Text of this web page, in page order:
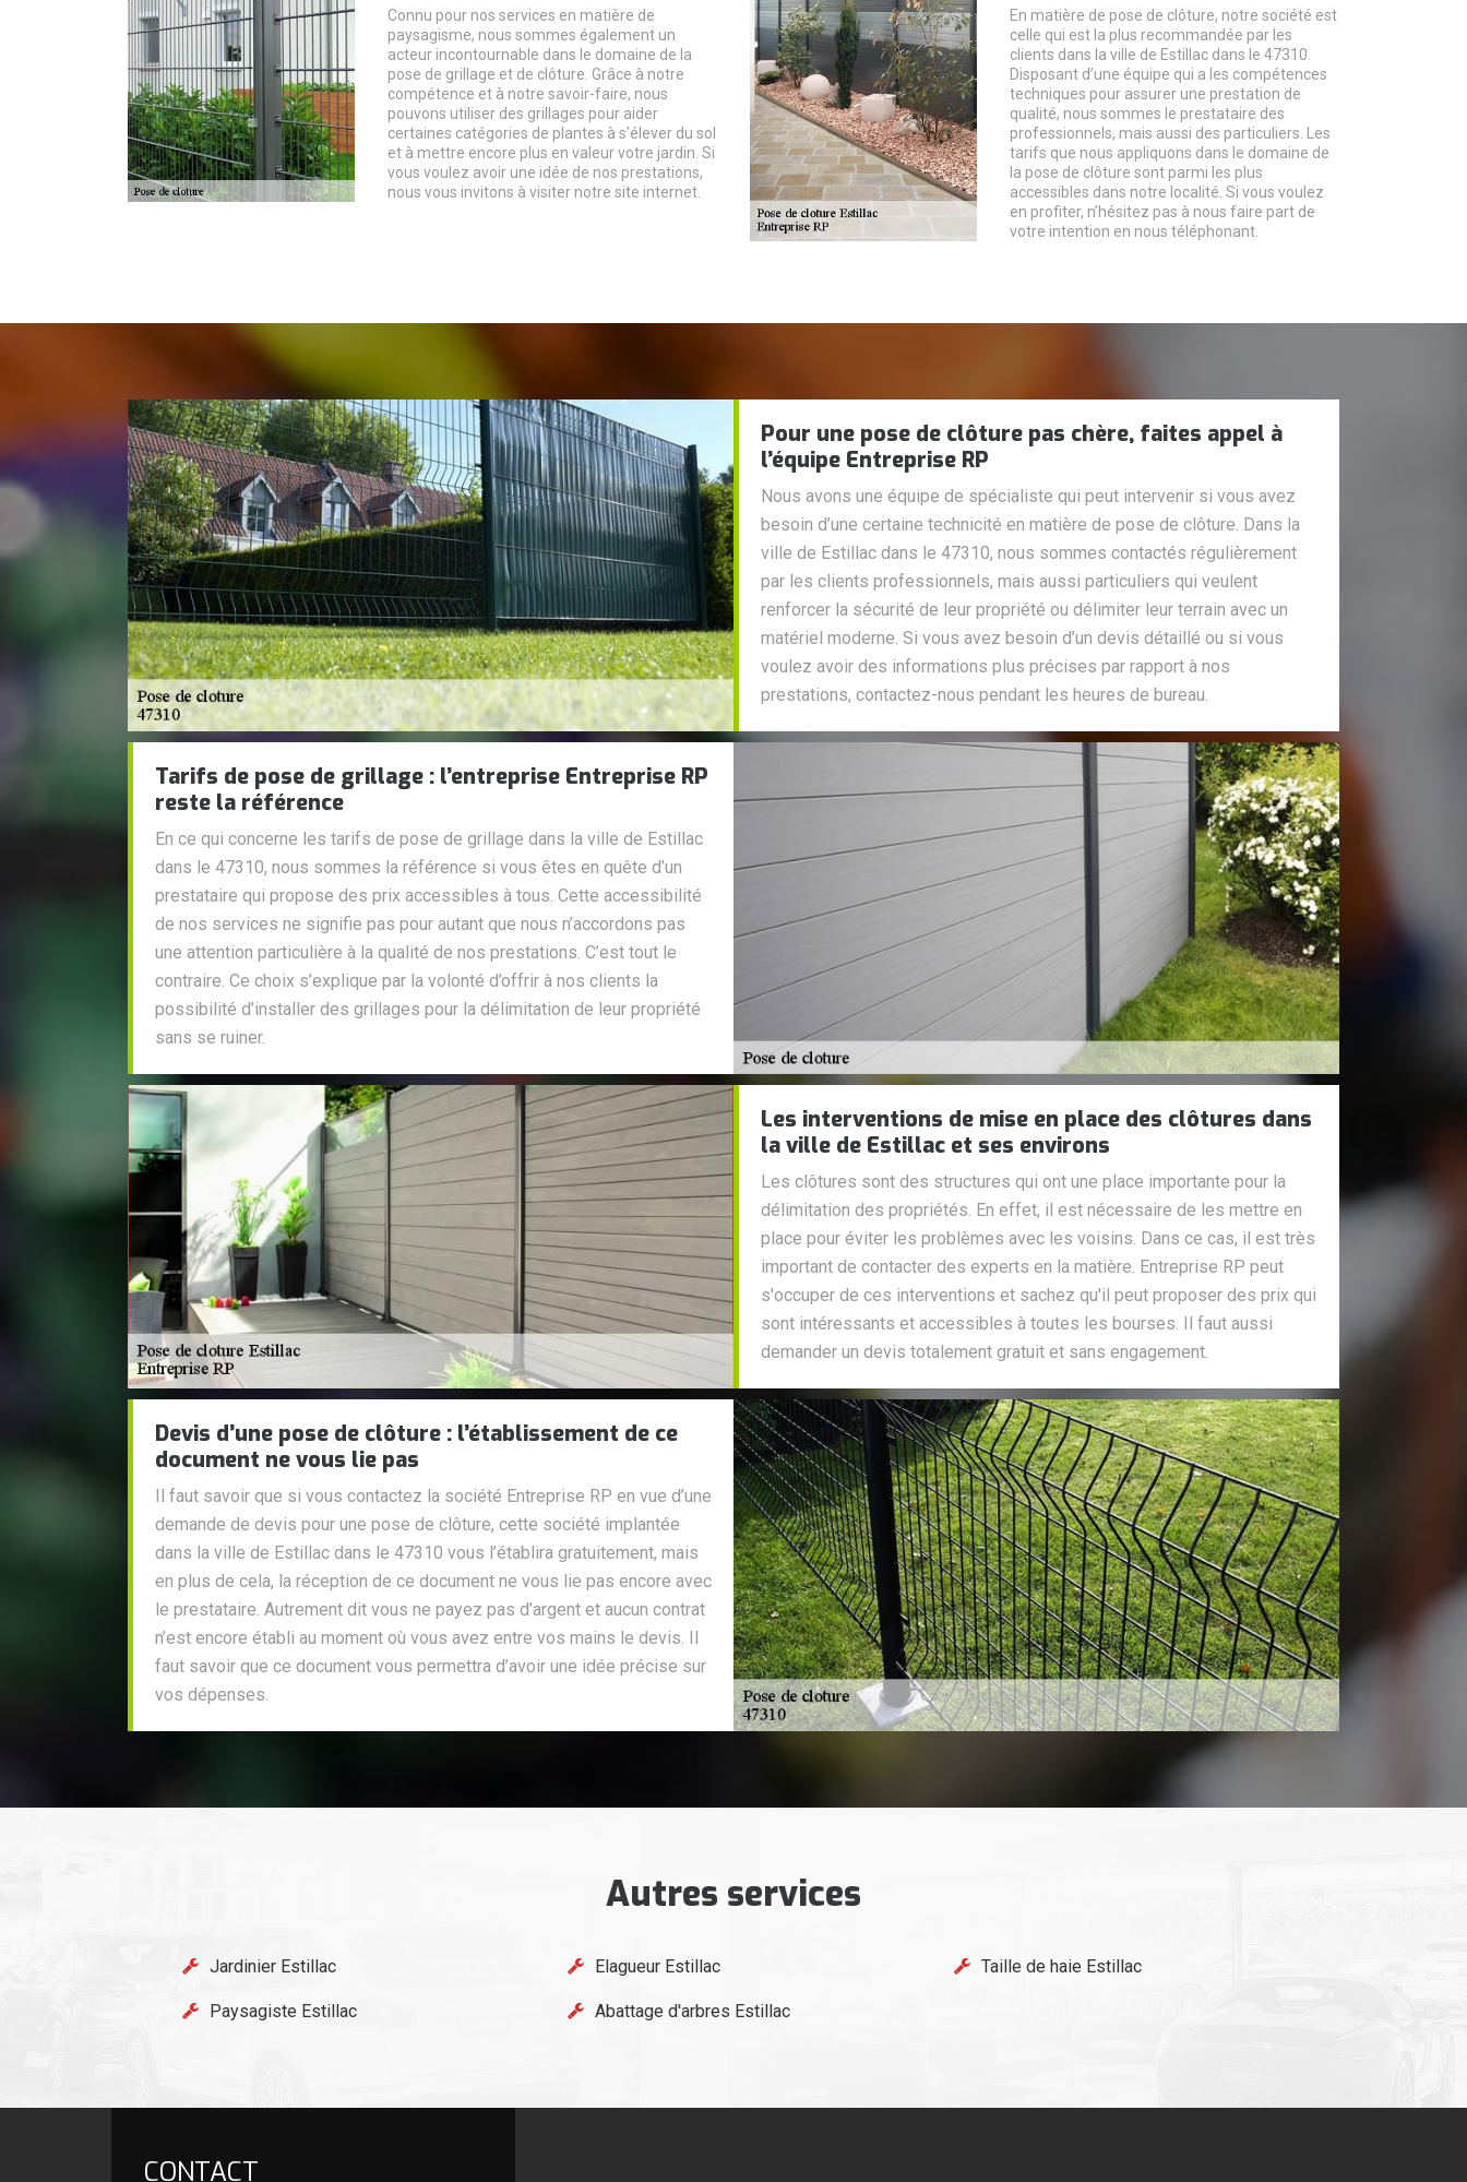
Connu pour nos services en matière de
paysagisme, nous sommes également un
acteur incontournable dans le domaine de la
pose de grillage et de clôture. Grâce à notre
compétence et à notre savoir-faire, nous
pouvons utiliser des grillages pour aider
certaines catégories de plantes à s’élever du sol
et à mettre encore plus en valeur votre jardin. Si
vous voulez avoir une idée de nos prestations,
nous vous invitons à visiter notre site internet.
En matière de pose de clôture, notre société est
celle qui est la plus recommandée par les
clients dans la ville de Estillac dans le 47310.
Disposant d’une équipe qui a les compétences
techniques pour assurer une prestation de
qualité, nous sommes le prestataire des
professionnels, mais aussi des particuliers. Les
tarifs que nous appliquons dans le domaine de
la pose de clôture sont parmi les plus
accessibles dans notre localité. Si vous voulez
en profiter, n’hésitez pas à nous faire part de
votre intention en nous téléphonant.
Pour une pose de clôture pas chère, faites appel à
l’équipe Entreprise RP
Nous avons une équipe de spécialiste qui peut intervenir si vous avez
besoin d’une certaine technicité en matière de pose de clôture. Dans la
ville de Estillac dans le 47310, nous sommes contactés régulièrement
par les clients professionnels, mais aussi particuliers qui veulent
renforcer la sécurité de leur propriété ou délimiter leur terrain avec un
matériel moderne. Si vous avez besoin d’un devis détaillé ou si vous
voulez avoir des informations plus précises par rapport à nos
prestations, contactez-nous pendant les heures de bureau.
Tarifs de pose de grillage : l’entreprise Entreprise RP
reste la référence
En ce qui concerne les tarifs de pose de grillage dans la ville de Estillac
dans le 47310, nous sommes la référence si vous êtes en quête d’un
prestataire qui propose des prix accessibles à tous. Cette accessibilité
de nos services ne signifie pas pour autant que nous n’accordons pas
une attention particulière à la qualité de nos prestations. C’est tout le
contraire. Ce choix s’explique par la volonté d’offrir à nos clients la
possibilité d’installer des grillages pour la délimitation de leur propriété
sans se ruiner.
Les interventions de mise en place des clôtures dans
la ville de Estillac et ses environs
Les clôtures sont des structures qui ont une place importante pour la
délimitation des propriétés. En effet, il est nécessaire de les mettre en
place pour éviter les problèmes avec les voisins. Dans ce cas, il est très
important de contacter des experts en la matière. Entreprise RP peut
s'occuper de ces interventions et sachez qu'il peut proposer des prix qui
sont intéressants et accessibles à toutes les bourses. Il faut aussi
demander un devis totalement gratuit et sans engagement.
Devis d’une pose de clôture : l’établissement de ce
document ne vous lie pas
Il faut savoir que si vous contactez la société Entreprise RP en vue d’une
demande de devis pour une pose de clôture, cette société implantée
dans la ville de Estillac dans le 47310 vous l’établira gratuitement, mais
en plus de cela, la réception de ce document ne vous lie pas encore avec
le prestataire. Autrement dit vous ne payez pas d’argent et aucun contrat
n’est encore établi au moment où vous avez entre vos mains le devis. Il
faut savoir que ce document vous permettra d’avoir une idée précise sur
vos dépenses.
Autres services
Jardinier Estillac Elagueur Estillac Taille de haie Estillac
Paysagiste Estillac Abattage d'arbres Estillac
CONTACT